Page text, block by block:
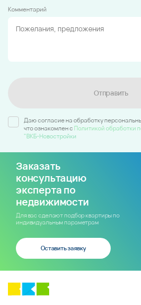
Комментарий
Отправить
Даю согласие на обработку
что ознакомлен c Политикой обработки
"ВКБ-Новостройки
Заказать
консультацию
эксперта по
недвижимости
Для вас сделают подбор квартиры по
индивидуальным параметрам
Оставить заявку